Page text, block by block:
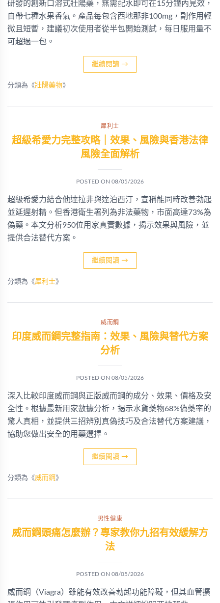
研發的創新口溶式壯陽藥，無需配水即可在15分鐘內見效，
自帶七種水果香氣。產品每包含西地那非100mg，副作用輕
微且短暫，建議初次使用者從半包開始測試，每日服用量不
可超過一包。
繼續閱讀 →
分類為《壯陽藥物》
犀利士
超級希愛力完整攻略｜效果、風險與香港法律
風險全面解析
POSTED ON 08/05/2026
超級希愛力結合他達拉非與達泊西汀，宣稱能同時改善勃起
並延遲射精。但香港衛生署列為非法藥物，市面高達73%為
偽藥。本文分析950位用家真實數據，揭示效果與風險，並
提供合法替代方案。
繼續閱讀 →
分類為《犀利士》
威而鋼
印度威而鋼完整指南：效果、風險與替代方案
分析
POSTED ON 08/05/2026
深入比較印度威而鋼與正版威而鋼的成分、效果、價格及安
全性。根據最新用家數據分析，揭示水貨藥物68%偽藥率的
驚人真相，並提供三招辨別真偽技巧及合法替代方案建議，
協助您做出安全的用藥選擇。
繼續閱讀 →
分類為《威而鋼 》
男性健康
威而鋼頭痛怎麼辦？專家教你九招有效緩解方
法
POSTED ON 08/05/2026
威而鋼（Viagra）雖能有效改善勃起功能障礙，但其血管擴